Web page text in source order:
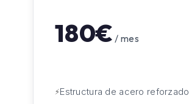
180€ / mes
Estructura de acero reforzado